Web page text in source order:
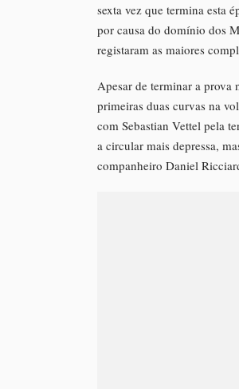
sexta vez que termina esta
por causa do domínio dos
registaram as maiores
Apesar de terminar a prova
primeiras duas curvas na
com Sebastian Vettel pela
a circular mais depressa,
companheiro Daniel